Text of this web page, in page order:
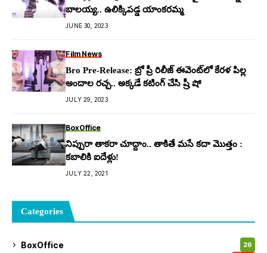
బాల‌య్య‌.. ఉలిక్కిప‌డ్డ యాంక‌ర‌మ్మ‌
JUNE 30, 2023
Film News
Bro Pre-Release: బ్రో ప్రీ రిలీజ్ ఈవెంట్‌లో కేర‌ళ పిల్ల
అందాల ర‌చ్చ‌.. అక్క‌డే క‌టింగ్ చేసి ష్రీ షో
JULY 29, 2023
BoxOffice
నిప్పురా తాకరా చూద్దాం.. తాకితే మసే కదా మొత్తం :
కబాలికి ఐదేళ్లు!
JULY 22, 2021
Categories
BoxOffice 26